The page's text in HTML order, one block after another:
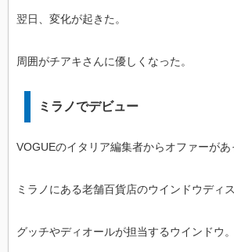
翌日、変化が起きた。
周囲がチアキさんに優しくなった。
ミラノでデビュー
VOGUEのイタリア編集者からオファーがあ
ミラノにある老舗百貨店のウインドウディス
グッチやディオールが担当するウインドウ。